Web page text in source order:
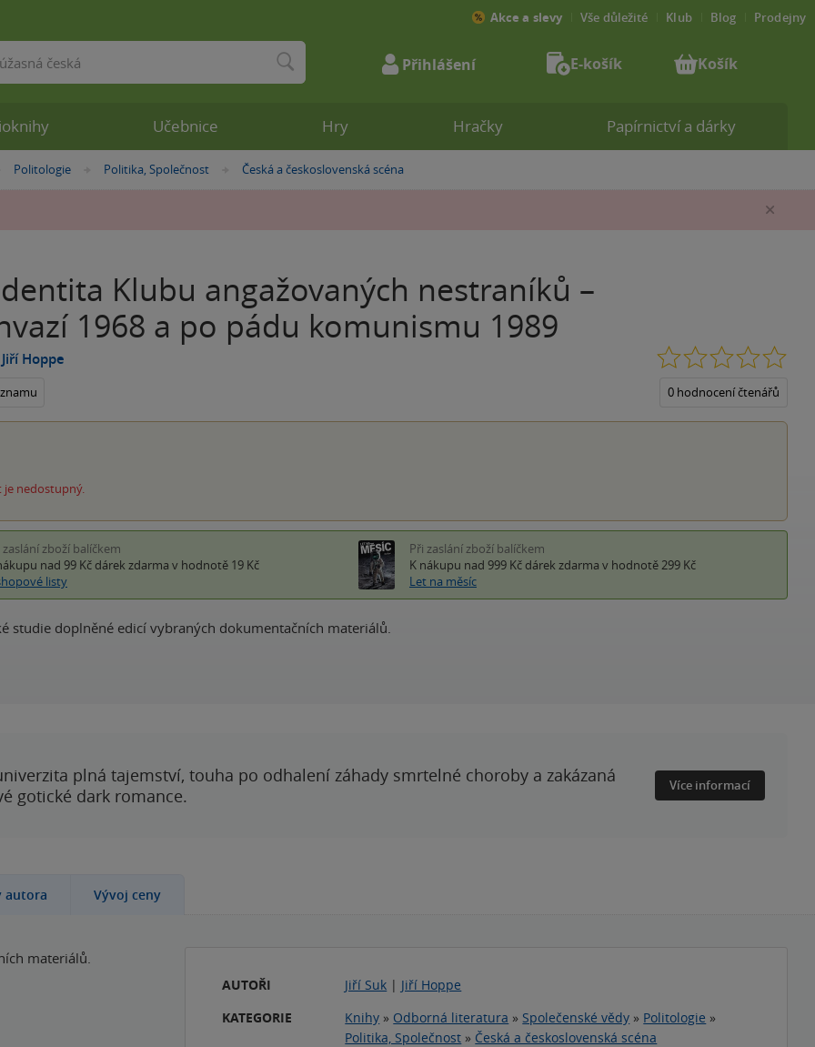
»Politologie »Politika, Společnost »
Česká a československá scéna
Klubu angažovaných nestraníků –
1968 a po pádu komunismu 1989
Jiří Hoppe
0 hodnocení čtenářů
je nedostupný.
zaslání zboží balíčkem
nad 99 Kč dárek zdarma v hodnotě 19 Kč
listy
Při zaslání zboží balíčkem
K nákupu nad 999 Kč dárek zdarma v hodnotě 299 Kč
Let na měsíc
studie doplněné edicí vybraných dokumentačních materiálů.
plná tajemství, touha po odhalení záhady smrtelné choroby a zakázaná
gotické dark romance.
Více informací
autora Vývoj ceny
materiálů.
AUTOŘI Jiří Suk | Jiří Hoppe
KATEGORIE
Knihy » Odborná literatura » Společenské vědy » Politologie »
Politika, Společnost » Česká a československá scéna
Učebnice Hry Hračky Papírnictví a dárky
Akce a slevy Vše důležité Klub Blog Prodejny
Přihlášení E-košík Košík